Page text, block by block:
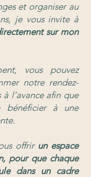
et organiser au
je vous invite à
sur mon
vous pouvez
notre rendez-
à l’avance afin que
bénéficier à une
offrir un espace
pour que chaque
dans un cadre